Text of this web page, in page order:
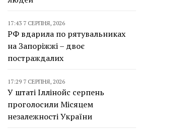
17:43 7 СЕРПНЯ, 2026
РФ вдарила по рятувальниках
на Запоріжжі – двоє
постраждалих
17:29 7 СЕРПНЯ, 2026
У штаті Іллінойс серпень
проголосили Місяцем
незалежності України